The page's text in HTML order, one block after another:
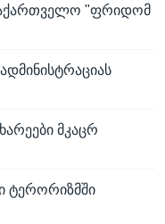
"ფრიდომ
მკაცრ
ტერორიზმში